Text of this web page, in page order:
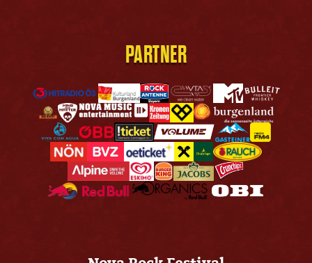
PARTNER